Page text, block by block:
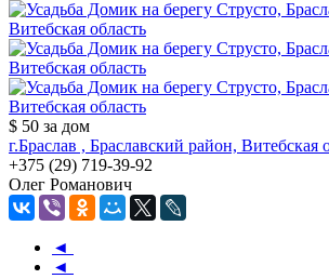
$ 50 за дом
г.Браслав , Браславский район, Витебская
+375 (29) 719-39-92
Олег Романович
◄
◄